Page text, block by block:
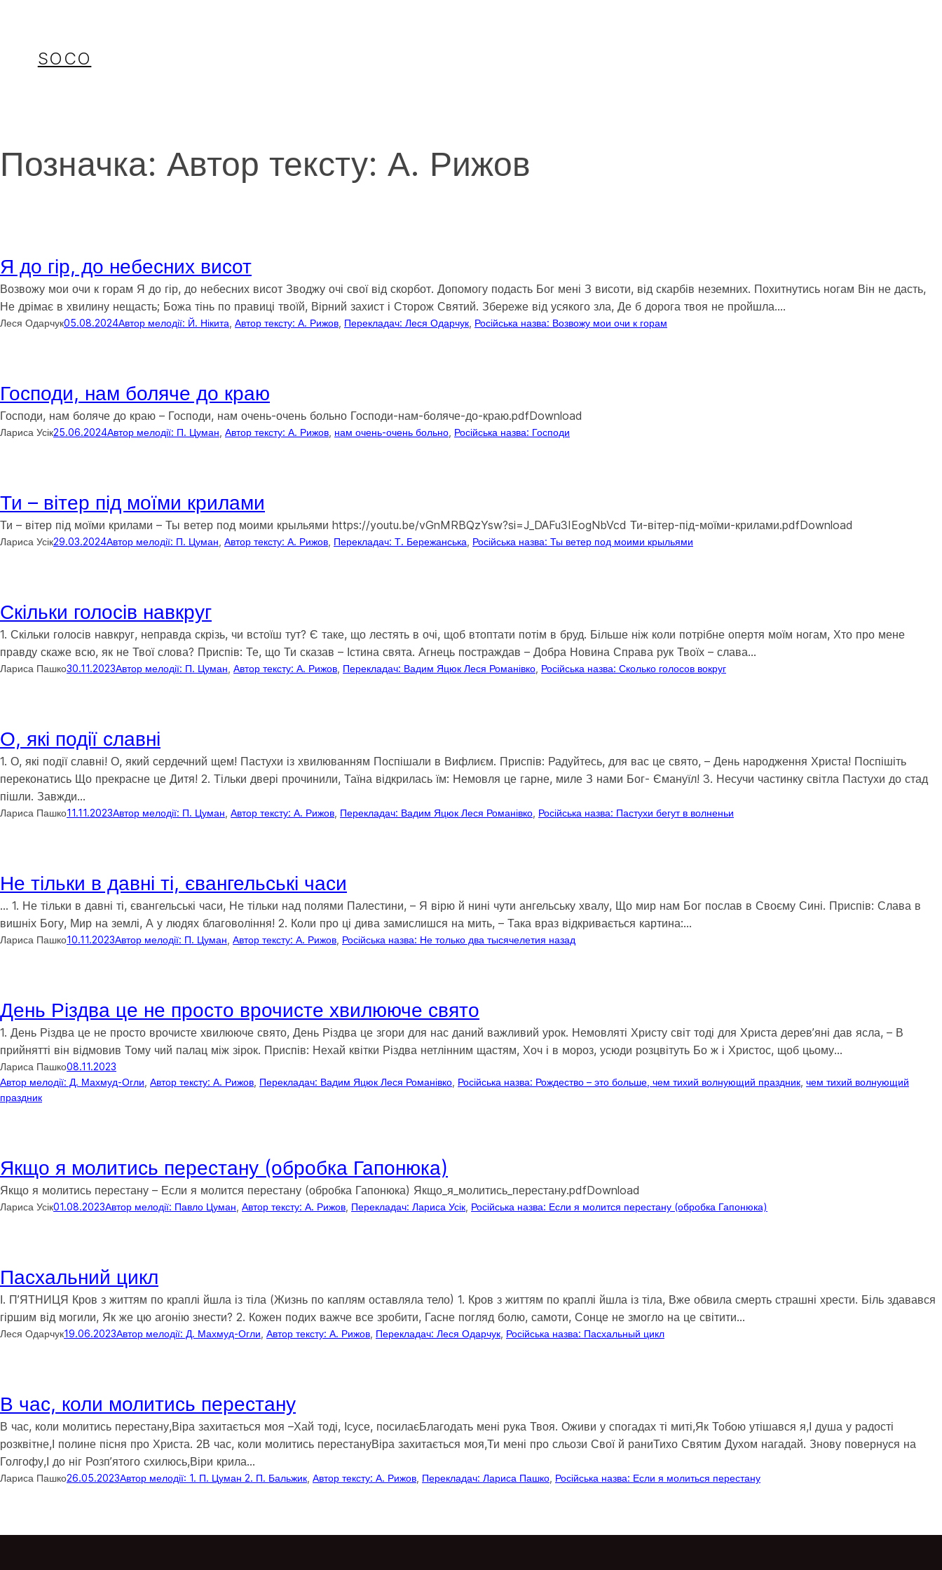
SOCO
Позначка: Автор тексту: А. Рижов
Я до гір, до небесних висот
Возвожу мои очи к горам Я до гір, до небесних висот Зводжу очі свої від скорбот. Допомогу подасть Бог мені З висоти, від скарбів неземних. Похитнутись ногам Він не дасть,
Не дрімає в хвилину нещасть; Божа тінь по правиці твоїй, Вірний захист і Сторож Святий. Збереже від усякого зла, Де б дорога твоя не пройшла.…
Леся Одарчук05.08.2024Автор мелодії: Й. Нікита Автор тексту: А. Рижов Перекладач: Леся Одарчук Російська назва: Возвожу мои очи к горам
Господи, нам боляче до краю
Господи, нам боляче до краю – Господи, нам очень-очень больно Господи-нам-боляче-до-краю.pdfDownload
Лариса Усік25.06.2024Автор мелодії: П. Цуман Автор тексту: А. Рижов нам очень-очень больно Російська назва: Господи
Ти – вітер під моїми крилами
Ти – вітер під моїми крилами – Ты ветер под моими крыльями https://youtu.be/vGnMRBQzYsw?si=J_DAFu3IEogNbVcd Ти-вітер-під-моїми-крилами.pdfDownload
Лариса Усік29.03.2024Автор мелодії: П. Цуман Автор тексту: А. Рижов Перекладач: Т. Бережанська Російська назва: Ты ветер под моими крыльями
Скільки голосів навкруг
1. Скільки голосів навкруг, неправда скрізь, чи встоїш тут? Є таке, що лестять в очі, щоб втоптати потім в бруд. Більше ніж коли потрібне опертя моїм ногам, Хто про мене
правду скаже всю, як не Твої слова? Приспів: Те, що Ти сказав – Істина свята. Агнець постраждав – Добра Новина Справа рук Твоїх – слава…
Лариса Пашко30.11.2023Автор мелодії: П. Цуман Автор тексту: А. Рижов Перекладач: Вадим Яцюк Леся Романівко Російська назва: Сколько голосов вокруг
О, які події славні
1. О, які події славні! О, який сердечний щем! Пастухи із хвилюванням Поспішали в Вифлиєм. Приспів: Радуйтесь, для вас це свято, – День народження Христа! Поспішіть
переконатись Що прекрасне це Дитя! 2. Тільки двері прочинили, Таїна відкрилась їм: Немовля це гарне, миле З нами Бог- Ємануїл! 3. Несучи частинку світла Пастухи до стад
пішли. Завжди…
Лариса Пашко11.11.2023Автор мелодії: П. Цуман Автор тексту: А. Рижов Перекладач: Вадим Яцюк Леся Романівко Російська назва: Пастухи бегут в волненьи
Не тільки в давні ті, євангельські часи
… 1. Не тільки в давні ті, євангельські часи, Не тільки над полями Палестини, – Я вірю й нині чути ангельську хвалу, Що мир нам Бог послав в Своєму Сині. Приспів: Слава в
вишніх Богу, Мир на землі, А у людях благовоління! 2. Коли про ці дива замислишся на мить, – Така враз відкривається картина:…
Лариса Пашко10.11.2023Автор мелодії: П. Цуман Автор тексту: А. Рижов Російська назва: Не только два тысячелетия назад
День Різдва це не просто врочисте хвилююче свято
1. День Різдва це не просто врочисте хвилююче свято, День Різдва це згори для нас даний важливий урок. Немовляті Христу світ тоді для Христа дерев’яні дав ясла, – В
прийнятті він відмовив Тому чий палац між зірок. Приспів: Нехай квітки Різдва нетлінним щастям, Хоч і в мороз, усюди розцвітуть Бо ж і Христос, щоб цьому…
Лариса Пашко08.11.2023
Автор мелодії: Д. Махмуд-Огли Автор тексту: А. Рижов Перекладач: Вадим Яцюк Леся Романівко Російська назва: Рождество – это больше, чем тихий волнующий праздник чем тихий волнующий
праздник
Якщо я молитись перестану (обробка Гапонюка)
Якщо я молитись перестану – Если я молится перестану (обробка Гапонюка) Якщо_я_молитись_перестану.pdfDownload
Лариса Усік01.08.2023Автор мелодії: Павло Цуман Автор тексту: А. Рижов Перекладач: Лариса Усік Російська назва: Если я молится перестану (обробка Гапонюка)
Пасхальний цикл
І. П’ЯТНИЦЯ Кров з життям по краплі йшла із тіла (Жизнь по каплям оставляла тело) 1. Кров з життям по краплі йшла із тіла, Вже обвила смерть страшні хрести. Біль здавався
гіршим від могили, Як же цю агонію знести? 2. Кожен подих важче все зробити, Гасне погляд болю, самоти, Сонце не змогло на це світити…
Леся Одарчук19.06.2023Автор мелодії: Д. Махмуд-Огли Автор тексту: А. Рижов Перекладач: Леся Одарчук Російська назва: Пасхальный цикл
В час, коли молитись перестану
В час, коли молитись перестану,Віра захитається моя –Хай тоді, Ісусе, посилаєБлагодать мені рука Твоя. Оживи у спогадах ті миті,Як Тобою утішався я,І душа у радості
розквітне,І полине пісня про Христа. 2В час, коли молитись перестануВіра захитається моя,Ти мені про сльози Свої й раниТихо Святим Духом нагадай. Знову повернуся на
Голгофу,І до ніг Розп’ятого схилюсь,Віри крила…
Лариса Пашко26.05.2023Автор мелодії: 1. П. Цуман 2. П. Бальжик Автор тексту: А. Рижов Перекладач: Лариса Пашко Російська назва: Если я молиться перестану